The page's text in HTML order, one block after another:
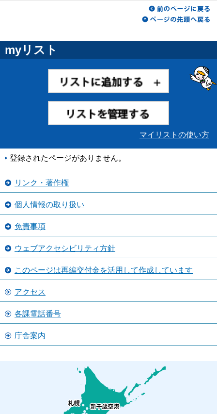
myリスト
マイリストの使い方
登録されたページがありません。
リンク・著作権
個人情報の取り扱い
免責事項
ウェブアクセシビリティ方針
このページは再編交付金を活用して作成しています
アクセス
各課電話番号
庁舎案内